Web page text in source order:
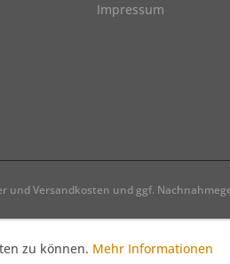
Impressum
undVersandkosten und ggf.
zu können. Mehr Informationen